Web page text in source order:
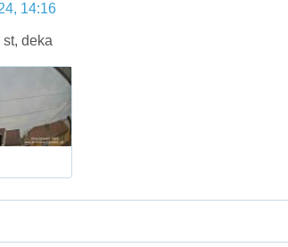
14:16
st, deka